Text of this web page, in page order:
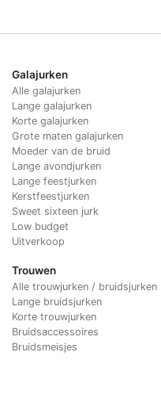
Galajurken
Alle galajurken
Lange galajurken
Korte galajurken
Grote maten galajurken
Moeder van de bruid
Lange avondjurken
Lange feestjurken
Kerstfeestjurken
Sweet sixteen jurk
Low budget
Uitverkoop
Trouwen
Alle trouwjurken / bruidsjurken
Lange bruidsjurken
Korte trouwjurken
Bruidsaccessoires
Bruidsmeisjes